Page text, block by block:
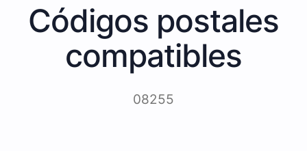
Códigos postales
compatibles
08255